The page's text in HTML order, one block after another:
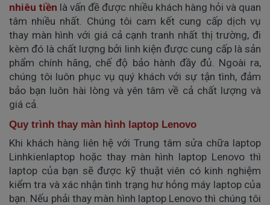
nhiêu tiền là vấn đề được nhiều khách hàng hỏi và quan
tâm nhiều nhất. Chúng tôi cam kết cung cấp dịch vụ
thay màn hình với giá cả cạnh tranh nhất thị trường, đi
kèm đó là chất lượng bởi linh kiện được cung cấp là sản
phẩm chính hãng, chế độ bảo hành đầy đủ. Ngoài ra,
chúng tôi luôn phục vụ quý khách với sự tận tình, đảm
bảo bạn luôn hài lòng và yên tâm về cả chất lượng và
giá cả.
Quy trình thay màn hình laptop Lenovo
Khi khách hàng liên hệ với Trung tâm sửa chữa laptop
Linhkienlaptop hoặc thay màn hình laptop Lenovo thì
laptop của bạn sẽ được kỹ thuật viên có kinh nghiệm
kiểm tra và xác nhận tình trạng hư hỏng máy laptop của
bạn. Nếu phải thay màn hình laptop Lenovo thì chúng tôi